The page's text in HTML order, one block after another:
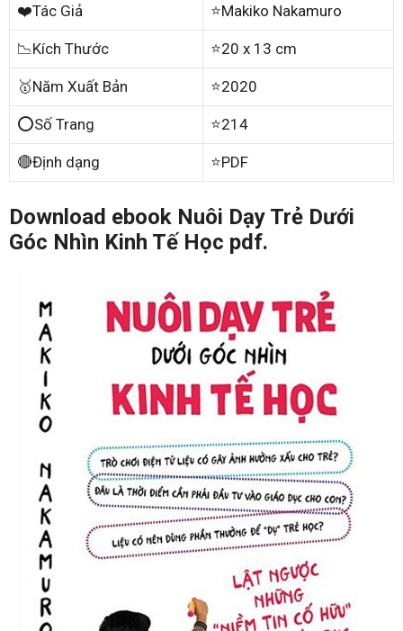
❤️Tác Giả ⭐Makiko Nakamuro
📉Kích Thước ⭐20 x 13 cm
🥇Năm Xuất Bản ⭐2020
⭕Số Trang ⭐214
🔴Định dạng ⭐PDF
Download ebook Nuôi Dạy Trẻ Dưới
Góc Nhìn Kinh Tế Học pdf.